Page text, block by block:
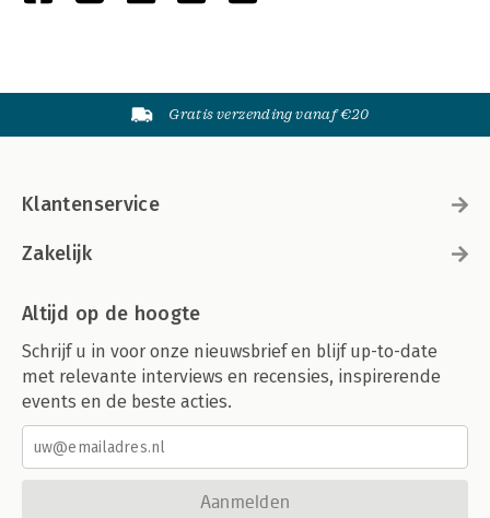
Gratis verzending vanaf €20
Klantenservice
Zakelijk
Altijd op de hoogte
Schrijf u in voor onze nieuwsbrief en blijf up-to-date
met relevante interviews en recensies, inspirerende
events en de beste acties.
Aanmelden